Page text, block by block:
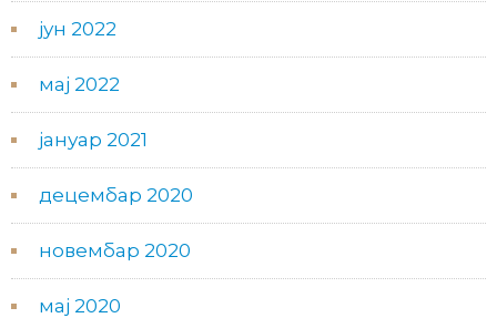
јун 2022
мај 2022
јануар 2021
децембар 2020
новембар 2020
мај 2020